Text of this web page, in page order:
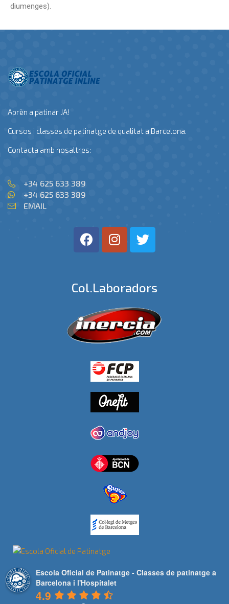
diumenges).
Aprèn a patinar JA!
Cursos i classes de patinatge de qualitat a Barcelona.
Contacta amb nosaltres:
+34 625 633 389
+34 625 633 389
EMAIL
Col.laboradors
Escola Oficial de Patinatge - Classes de patinatge a
Barcelona i l'Hospitalet
4.9